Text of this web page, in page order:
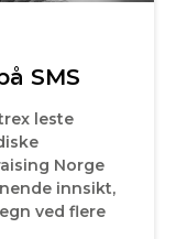
SMS
leste
Norge
innsikt,
ved flere